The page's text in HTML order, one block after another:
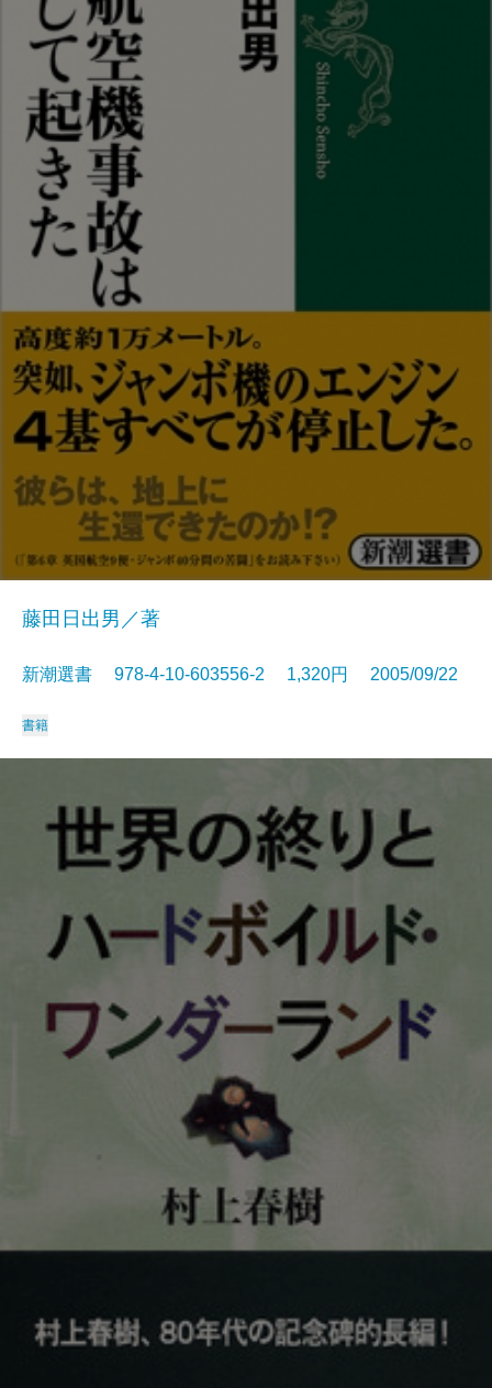
藤田日出男／著
新潮選書 978-4-10-603556-2 1,320円 2005/09/22
書籍